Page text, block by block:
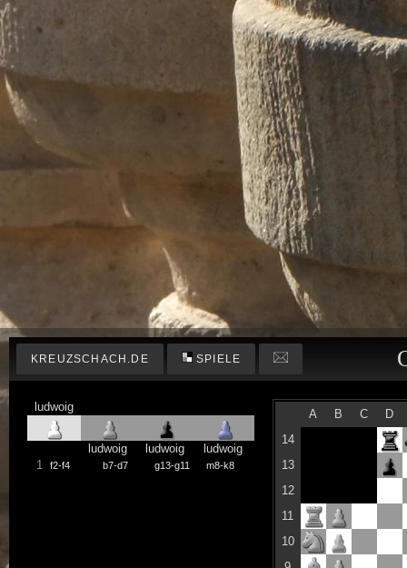
KREUZSCHACH.DE SPIELE
ludwoig
ludwoig ludwoig
ludwoig
1
f2-f4 b7-d7 g13-g11 m8-k8
A B C
D
14
13
12
11
10